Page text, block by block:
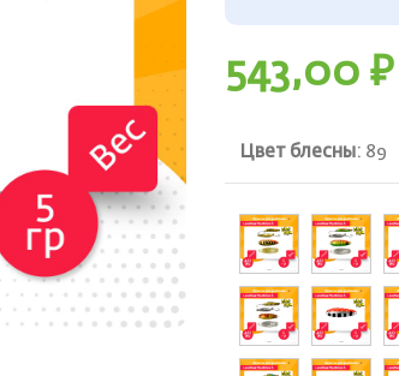
543,00 ₽
Цвет блесны: 89